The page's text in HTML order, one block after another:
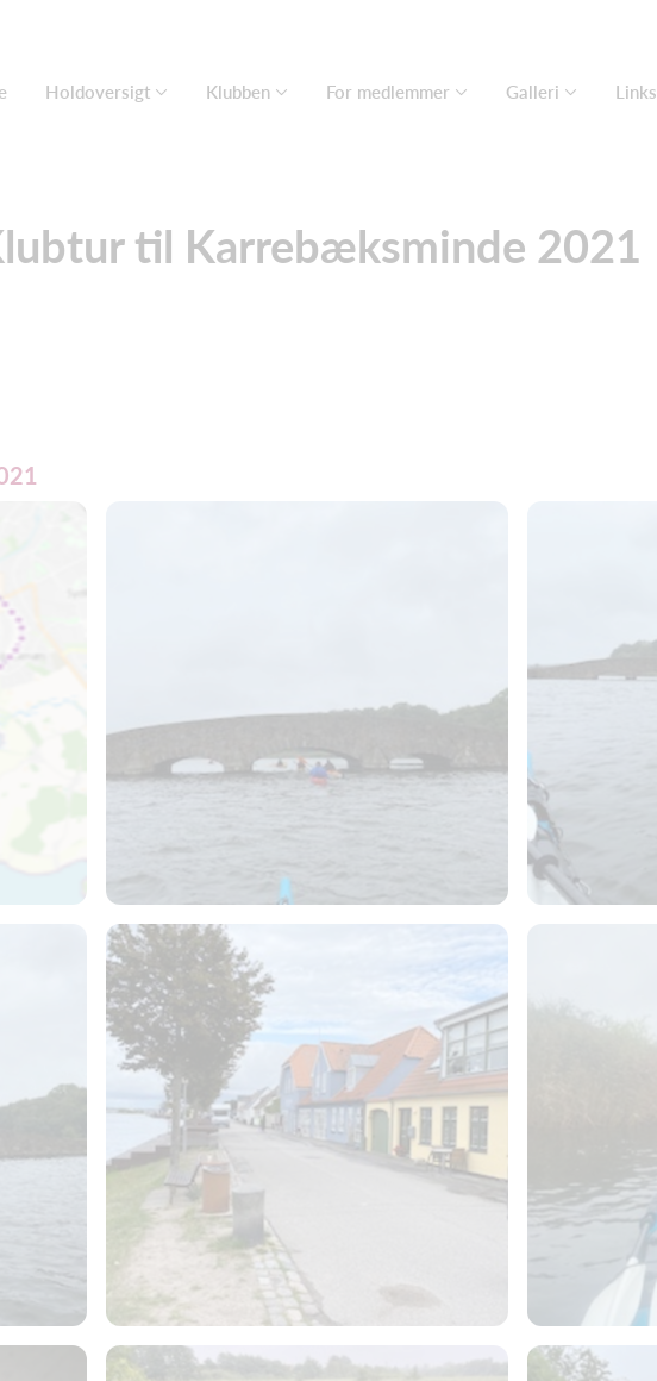
Holdoversigt Klubben For medlemmer Galleri Links
til Karrebæksminde 2021